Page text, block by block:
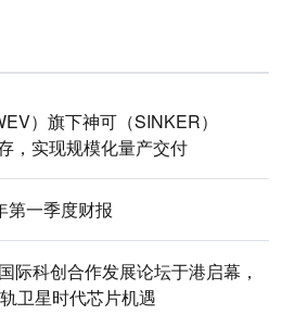
）旗下神可（SINKER）
，实现规模化量产交付
第一季度财报
际科创合作发展论坛于港启幕，
卫星时代芯片机遇